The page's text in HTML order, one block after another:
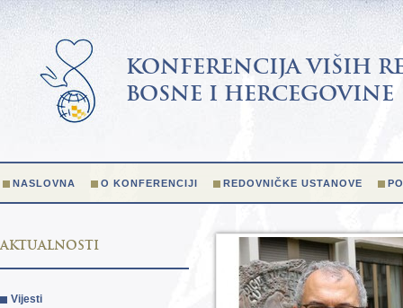
KONFERENCIJA VIŠIH
BOSNE I HERCEGOVINE
NASLOVNA O KONFERENCIJI REDOVNIČKE USTANOVE
AKTUALNOSTI
Vijesti